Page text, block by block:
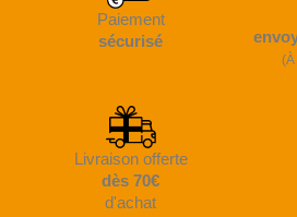
Paiement
sécurisé
Livraison offerte
dès 70€
d'achat